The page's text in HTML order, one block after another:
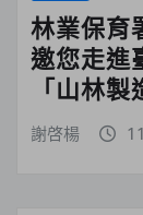
林業保育
邀您走進
「山林製
謝啓楊